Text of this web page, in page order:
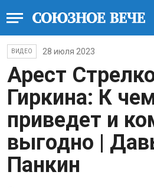
ВИДЕО 28 июля 2023
Арест
Гиркина: К
приведет и
выгодно |
Панкин